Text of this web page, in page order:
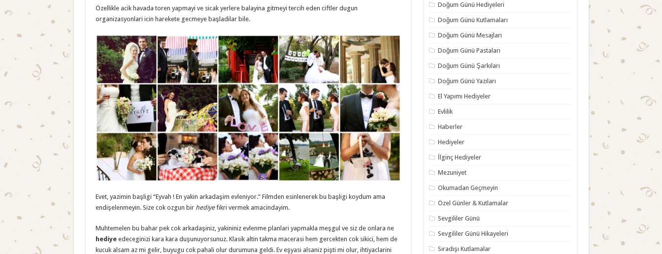
Özellikle acik havada toren yapmayi ve sicak yerlere balayina gitmeyi tercih eden ciftler dugun
organizasyonlari icin harekete gecmeye başladilar bile.
Evet, yazimin başligi “Eyvah ! En yakin arkadaşim evleniyor.” Filmden esinlenerek bu başligi koydum ama
endişelenmeyin. Size cok ozgun birhediyefikri vermek amacindayim.
Muhtemelen bu bahar pek cok arkadaşiniz, yakininiz evlenme planlari yapmakla meşgul ve siz de onlara ne
hediyeedeceginizi kara kara duşunuyorsunuz. Klasik altin takma macerasi hem gercekten cok sikici, hem de
kucuk alsam az mi gelir, buyugu cok pahali olur durumuna geldi. Ev eşyasi alsaniz pişti mi olur, ihtiyaclarini
Doğum Günü Hediyeleri
Doğum Günü Kutlamaları
Doğum Günü Mesajları
Doğum Günü Pastaları
Doğum Günü Şarkıları
Doğum Günü Yazıları
El Yapımı Hediyeler
Evlilik
Haberler
Hediyeler
İlginç Hediyeler
Mezuniyet
Okumadan Geçmeyin
Özel Günler & Kutlamalar
Sevgililer Günü
Sevgililer Günü Hikayeleri
Sıradışı Kutlamalar